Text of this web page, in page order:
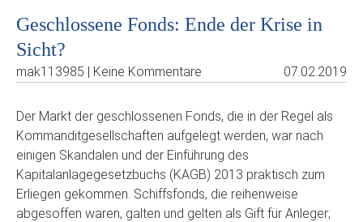
Geschlossene Fonds: Ende der Krise in
Sicht?
mak113985 | Keine Kommentare 07.02.2019
Der Markt der geschlossenen Fonds, die in der Regel als
Kommanditgesellschaften aufgelegt werden, war nach
einigen Skandalen und der Einführung des
Kapitalanlagegesetzbuchs (KAGB) 2013 praktisch zum
Erliegen gekommen. Schiffsfonds, die reihenweise
abgesoffen waren, galten und gelten als Gift für Anleger;